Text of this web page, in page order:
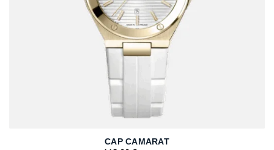
CAP CAMARAT